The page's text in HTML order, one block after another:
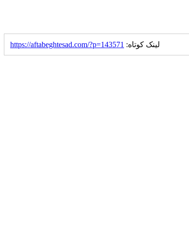
لینک کوتاه: https://aftabeghtesad.com/?p=143571